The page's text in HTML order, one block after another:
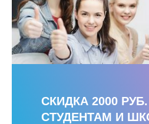
СКИДКА 2000 РУБ.
СТУДЕНТАМ И